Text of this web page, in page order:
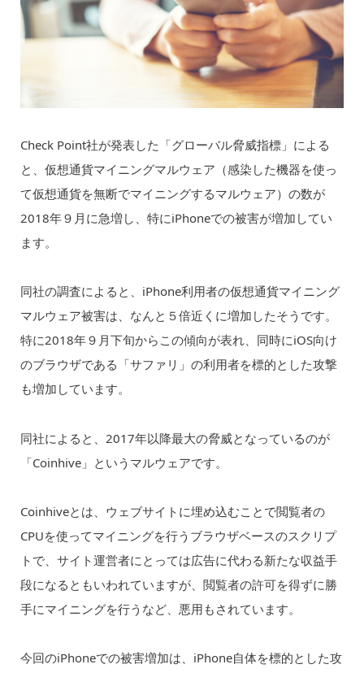
Check Point社が発表した「グローバル脅威指標」による
と、仮想通貨マイニングマルウェア（感染した機器を使っ
て仮想通貨を無断でマイニングするマルウェア）の数が
2018年９月に急増し、特にiPhoneでの被害が増加してい
ます。
同社の調査によると、iPhone利用者の仮想通貨マイニング
マルウェア被害は、なんと５倍近くに増加したそうです。
特に2018年９月下旬からこの傾向が表れ、同時にiOS向け
のブラウザである「サファリ」の利用者を標的とした攻撃
も増加しています。
同社によると、2017年以降最大の脅威となっているのが
「Coinhive」というマルウェアです。
Coinhiveとは、ウェブサイトに埋め込むことで閲覧者の
CPUを使ってマイニングを行うブラウザベースのスクリプ
トで、サイト運営者にとっては広告に代わる新たな収益手
段になるともいわれていますが、閲覧者の許可を得ずに勝
手にマイニングを行うなど、悪用もされています。
今回のiPhoneでの被害増加は、iPhone自体を標的とした攻